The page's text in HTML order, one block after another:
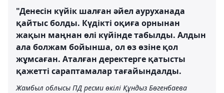
"Денесін күйік шалған әйел ауруханада
қайтыс болды. Күдікті оқиға орнынан
жақын маңнан өлі күйінде табылды. Алдын
ала болжам бойынша, ол өз өзіне қол
жұмсаған. Аталған деректерге қатысты
қажетті сараптамалар тағайындалды.
Жамбыл облысы ПД ресми өкілі Құндыз Бөгенбаева